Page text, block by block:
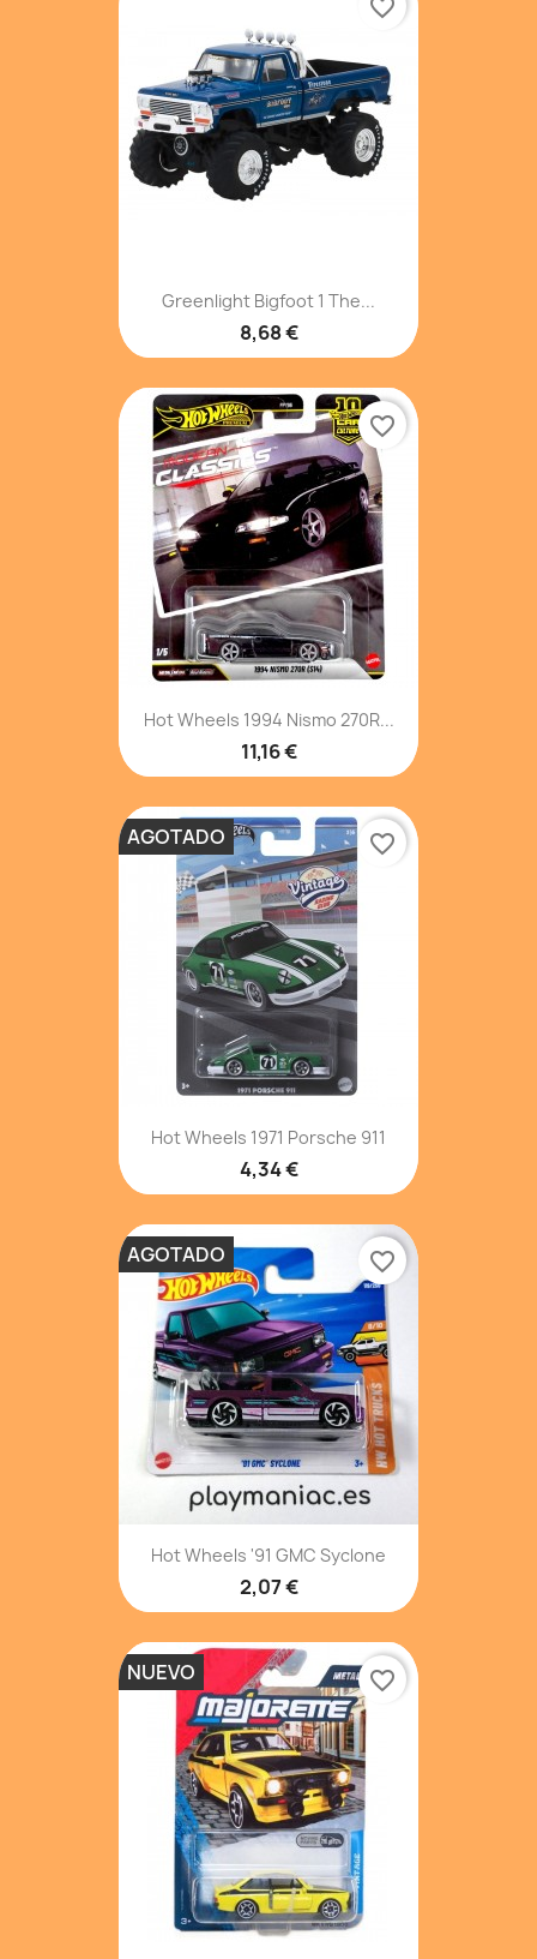
Greenlight Bigfoot 1 The...
8,68 €
favorite_border
Hot Wheels 1994 Nismo 270R...
11,16 €
favorite_border
Hot Wheels 1971 Porsche 911
4,34 €
AGOTADO favorite_border
Hot Wheels '91 GMC Syclone
2,07 €
AGOTADO favorite_border
NUEVO favorite_border